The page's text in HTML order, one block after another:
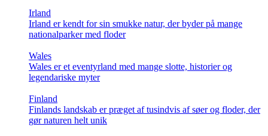
Irland
Irland er kendt for sin smukke natur, der byder på mange
nationalparker med floder
Wales
Wales er et eventyrland med mange slotte, historier og
legendariske myter
Finland
Finlands landskab er præget af tusindvis af søer og floder, der
gør naturen helt unik